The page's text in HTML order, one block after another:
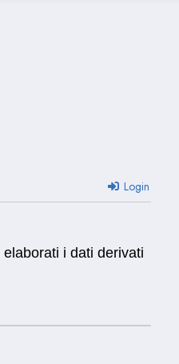
Login
i dati derivati